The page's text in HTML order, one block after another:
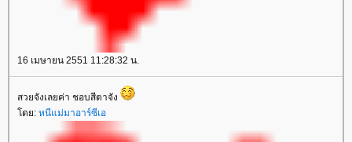
16 เมษายน 2551 11:28:32 น.
สวยจังเลยค่า ชอบสีตาจัง
ดย: หนีแม่มาอาร์ซีเอ